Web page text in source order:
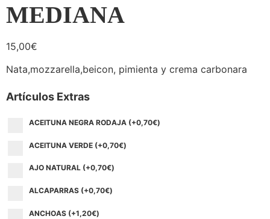
MEDIANA
15,00€
Nata,mozzarella,beicon, pimienta y crema carbonara
Artículos Extras
ACEITUNA NEGRA RODAJA (+0,70€)
ACEITUNA VERDE (+0,70€)
AJO NATURAL (+0,70€)
ALCAPARRAS (+0,70€)
ANCHOAS (+1,20€)